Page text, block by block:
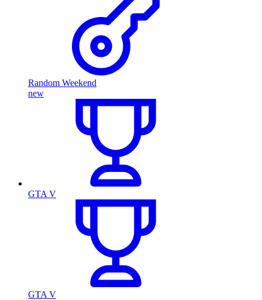
Random Weekend
new
GTA V
GTA V